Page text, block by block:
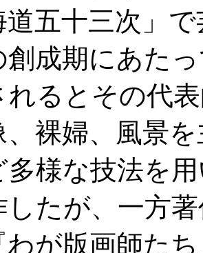
道五十三次」
創成期にあた
れるとその代
、裸婦、風景
多様な技法を
したが、一方
わが版画師た